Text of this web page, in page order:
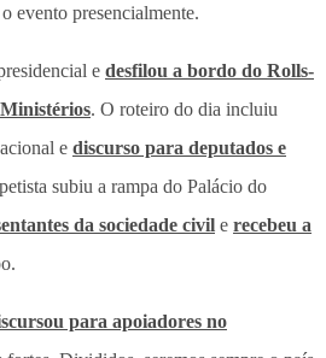
evento presencialmente.
e desfilou a bordo do Rolls-
. O roteiro do dia incluiu
e discurso para deputados e
subiu a rampa do Palácio do
da sociedade civil e recebeu a
para apoiadores no